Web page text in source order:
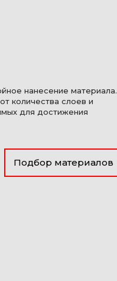
нанесение материала.
количества слоев и
для достижения
Подбор материалов